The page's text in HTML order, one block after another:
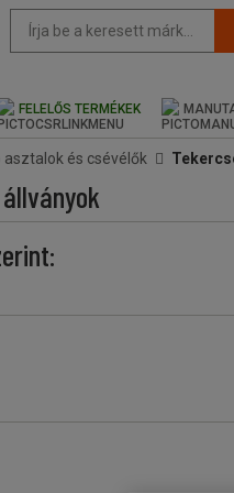
oldal
és
keresési
előzmények
FELELŐS TERMÉKEK
asztalok és csévélők